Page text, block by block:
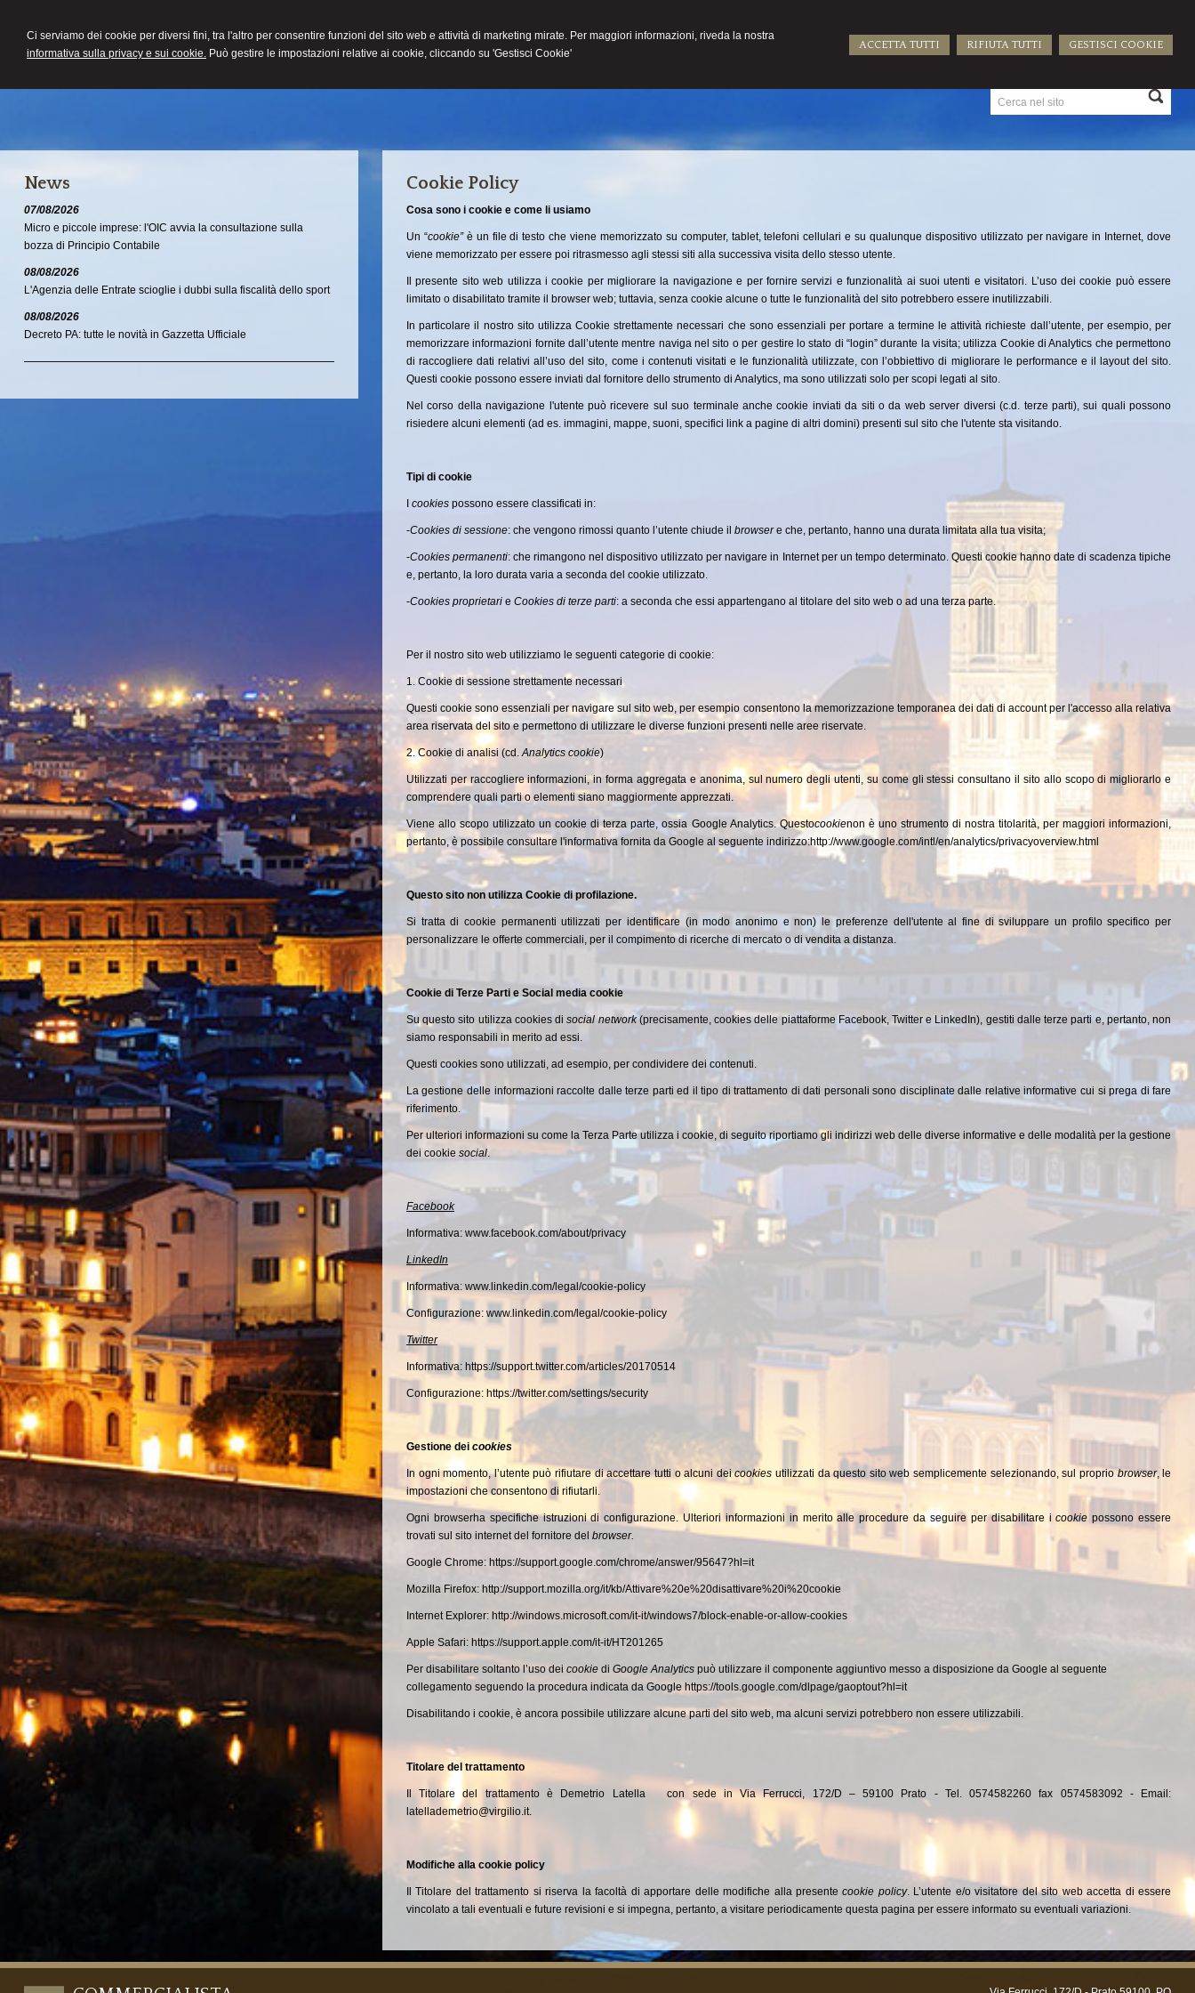
Ci serviamo dei cookie per diversi fini, tra l'altro per consentire funzioni del sito web e attività di marketing mirate. Per maggiori informazioni, riveda la nostra
informativa sulla privacy e sui cookie. Può gestire le impostazioni relative ai cookie, cliccando su 'Gestisci Cookie'
ACCETTA TUTTI RIFIUTA TUTTI GESTISCI COOKIE
COMMERCIALISTA
DEMETRIO LATELLA HOME LO STUDIO
Cookie Policy
Cosa sono i cookie e come li usiamo
Un “cookie” è un file di testo che viene memorizzato su computer, tablet, telefoni cellulari e su qualunque dispositivo utilizzato per navigare in Internet, dove
viene memorizzato per essere poi ritrasmesso agli stessi siti alla successiva visita dello stesso utente.
Il presente sito web utilizza i cookie per migliorare la navigazione e per fornire servizi e funzionalità ai suoi utenti e visitatori. L’uso dei cookie può essere
limitato o disabilitato tramite il browser web; tuttavia, senza cookie alcune o tutte le funzionalità del sito potrebbero essere inutilizzabili.
In particolare il nostro sito utilizza Cookie strettamente necessari che sono essenziali per portare a termine le attività richieste dall’utente, per esempio, per
memorizzare informazioni fornite dall’utente mentre naviga nel sito o per gestire lo stato di “login” durante la visita; utilizza Cookie di Analytics che permettono
di raccogliere dati relativi all’uso del sito, come i contenuti visitati e le funzionalità utilizzate, con l’obbiettivo di migliorare le performance e il layout del sito.
Questi cookie possono essere inviati dal fornitore dello strumento di Analytics, ma sono utilizzati solo per scopi legati al sito.
Nel corso della navigazione l'utente può ricevere sul suo terminale anche cookie inviati da siti o da web server diversi (c.d. terze parti), sui quali possono
risiedere alcuni elementi (ad es. immagini, mappe, suoni, specifici link a pagine di altri domini) presenti sul sito che l'utente sta visitando.
Tipi di cookie
I cookies possono essere classificati in:
-Cookies di sessione: che vengono rimossi quanto l’utente chiude il browsere che, pertanto, hanno una durata limitata alla tua visita;
-Cookies permanenti: che rimangono nel dispositivo utilizzato per navigare in Internet per un tempo determinato. Questi cookie hanno date di scadenza tipiche
e, pertanto, la loro durata varia a seconda del cookie utilizzato.
-Cookies proprietarie Cookies di terze parti: a seconda che essi appartengano al titolare del sito web o ad una terza parte.
Per il nostro sito web utilizziamo le seguenti categorie di cookie:
1. Cookie di sessione strettamente necessari
Questi cookie sono essenziali per navigare sul sito web, per esempio consentono la memorizzazione temporanea dei dati di account per l'accesso alla relativa
area riservata del sito e permettono di utilizzare le diverse funzioni presenti nelle aree riservate.
2. Cookie di analisi (cd. Analytics cookie)
Utilizzati per raccogliere informazioni, in forma aggregata e anonima, sul numero degli utenti, su come gli stessi consultano il sito allo scopo di migliorarlo e
comprendere quali parti o elementi siano maggiormente apprezzati.
Viene allo scopo utilizzato un cookie di terza parte, ossia Google Analytics. Questocookienon è uno strumento di nostra titolarità, per maggiori informazioni,
pertanto, è possibile consultare l'informativa fornita da Google al seguente indirizzo:http://www.google.com/intl/en/analytics/privacyoverview.html
Questo sito non utilizza Cookie di profilazione.
Si tratta di cookie permanenti utilizzati per identificare (in modo anonimo e non) le preferenze dell'utente al fine di sviluppare un profilo specifico per
personalizzare le offerte commerciali, per il compimento di ricerche di mercato o di vendita a distanza.
Cookie di Terze Parti e Social media cookie
Su questo sito utilizza cookies disocial network(precisamente, cookies delle piattaforme Facebook, Twitter e LinkedIn), gestiti dalle terze parti e, pertanto, non
siamo responsabili in merito ad essi.
Questi cookies sono utilizzati, ad esempio, per condividere dei contenuti.
La gestione delle informazioni raccolte dalle terze parti ed il tipo di trattamento di dati personali sono disciplinate dalle relative informative cui si prega di fare
riferimento.
Per ulteriori informazioni su come la Terza Parte utilizza i cookie, di seguito riportiamo gli indirizzi web delle diverse informative e delle modalità per la gestione
dei cookie social.
Facebook
Informativa: www.facebook.com/about/privacy
LinkedIn
Informativa: www.linkedin.com/legal/cookie-policy
Configurazione: www.linkedin.com/legal/cookie-policy
Twitter
Informativa: https://support.twitter.com/articles/20170514
Configurazione: https://twitter.com/settings/security
Gestione dei cookies
In ogni momento, l’utente può rifiutare di accettare tutti o alcuni deicookies utilizzati da questo sito web semplicemente selezionando, sul propriobrowser, le
impostazioni che consentono di rifiutarli.
Ogni browserha specifiche istruzioni di configurazione. Ulteriori informazioni in merito alle procedure da seguire per disabilitare icookiepossono essere
trovati sul sito internet del fornitore del browser.
Google Chrome: https://support.google.com/chrome/answer/95647?hl=it
Mozilla Firefox: http://support.mozilla.org/it/kb/Attivare%20e%20disattivare%20i%20cookie
Internet Explorer: http://windows.microsoft.com/it-it/windows7/block-enable-or-allow-cookies
Apple Safari: https://support.apple.com/it-it/HT201265
Per disabilitare soltanto l’uso dei cookie di Google Analytics può utilizzare il componente aggiuntivo messo a disposizione da Google al seguente
collegamento seguendo la procedura indicata da Google https://tools.google.com/dlpage/gaoptout?hl=it
Disabilitando i cookie, è ancora possibile utilizzare alcune parti del sito web, ma alcuni servizi potrebbero non essere utilizzabili.
Titolare del trattamento
Il Titolare del trattamento è Demetrio Latella con sede in Via Ferrucci, 172/D – 59100 Prato - Tel. 0574582260 fax 0574583092 - Email:
latellademetrio@virgilio.it.
Modifiche alla cookie policy
Il Titolare del trattamento si riserva la facoltà di apportare delle modifiche alla presentecookie policy. L’utente e/o visitatore del sito web accetta di essere
vincolato a tali eventuali e future revisioni e si impegna, pertanto, a visitare periodicamente questa pagina per essere informato su eventuali variazioni.
News
07/08/2026
Micro e piccole imprese: l'OIC avvia la consultazione sulla
bozza di Principio Contabile
08/08/2026
L'Agenzia delle Entrate scioglie i dubbi sulla fiscalità dello sport
08/08/2026
Decreto PA: tutte le novità in Gazzetta Ufficiale